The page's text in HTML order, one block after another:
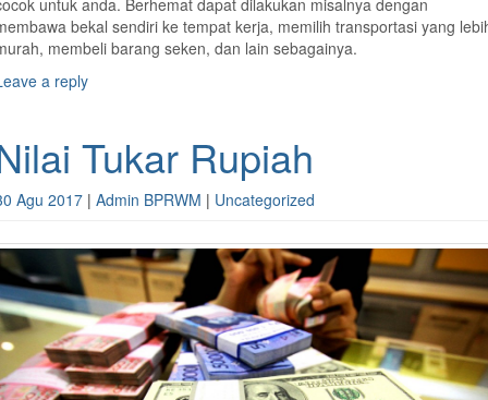
untuk anda. Berhemat dapat dilakukan misalnya dengan
bekal sendiri ke tempat kerja, memilih transportasi yang
membeli barang seken, dan lain sebagainya.
a reply
Tukar Rupiah
Agu 2017 | Admin BPRWM | Uncategorized